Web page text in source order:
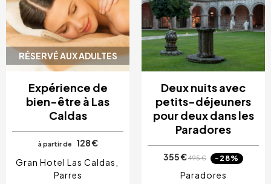
RÉSERVÉ AUX ADULTES
Expérience de
bien-être à Las
Caldas
à partir de
128 €
Gran Hotel Las Caldas
Parres
Deux nuits avec
petits-déjeuners
pour deux dans les
Paradores
355 €495 € -28%
Paradores